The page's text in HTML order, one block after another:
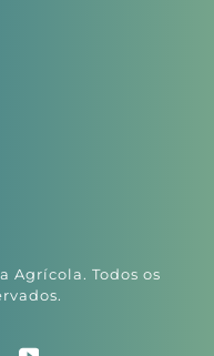
Agrícola. Todos os